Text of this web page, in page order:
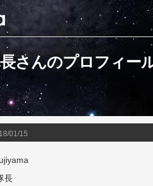
さんのプロフィー
01/15
長